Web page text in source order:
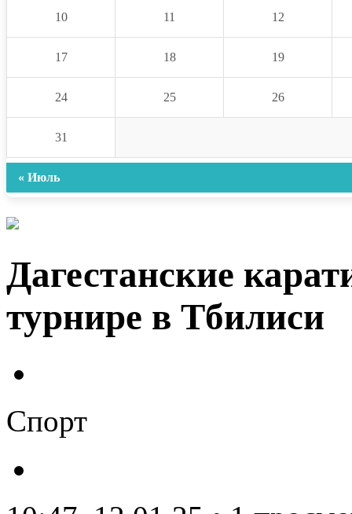
10 11 12
17 18 19
24 25 26
31
« Июль
Дагестанские
турнире в Тбилиси
Спорт